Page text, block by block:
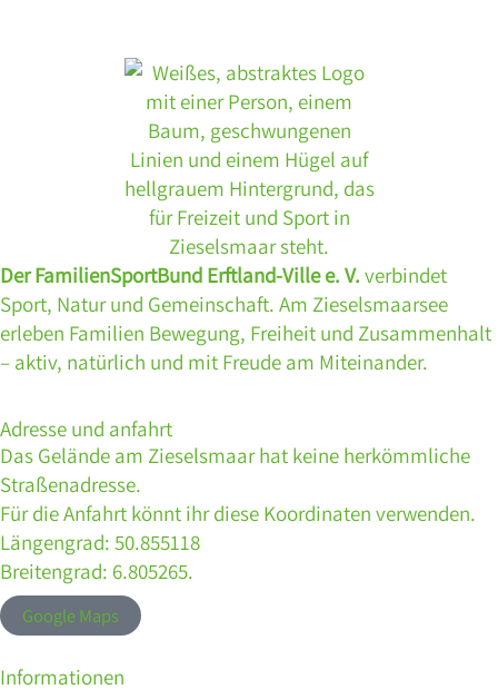
Der FamilienSportBund Erftland-Ville e. V. verbindet
Sport, Natur und Gemeinschaft. Am Zieselsmaarsee
erleben Familien Bewegung, Freiheit und Zusammenhalt
– aktiv, natürlich und mit Freude am Miteinander.
Adresse und anfahrt
Das Gelände am Zieselsmaar hat keine herkömmliche
Straßenadresse.
Für die Anfahrt könnt ihr diese Koordinaten verwenden.
Längengrad: 50.855118
Breitengrad: 6.805265.
Google Maps
Informationen